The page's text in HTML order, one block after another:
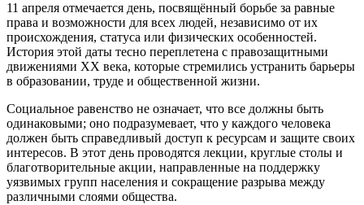
11 апреля отмечается день, посвящённый борьбе за равные
права и возможности для всех людей, независимо от их
происхождения, статуса или физических особенностей.
История этой даты тесно переплетена с правозащитными
движениями XX века, которые стремились устранить барьеры
в образовании, труде и общественной жизни.
Социальное равенство не означает, что все должны быть
одинаковыми; оно подразумевает, что у каждого человека
должен быть справедливый доступ к ресурсам и защите своих
интересов. В этот день проводятся лекции, круглые столы и
благотворительные акции, направленные на поддержку
уязвимых групп населения и сокращение разрыва между
различными слоями общества.